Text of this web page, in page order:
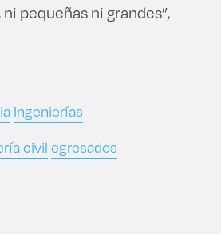
pequeñas ni grandes”,
Ingenierías
civilegresados